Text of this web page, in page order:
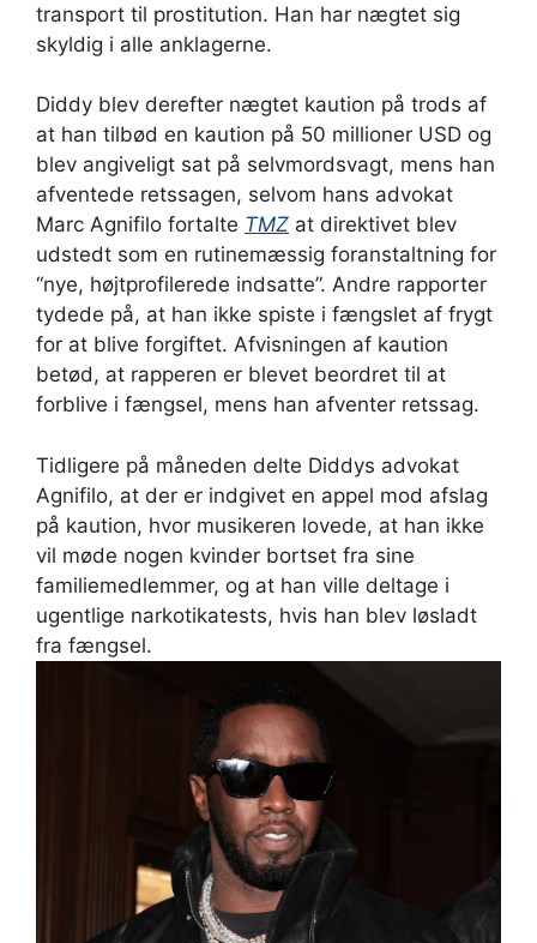
transport til prostitution. Han har nægtet sig
skyldig i alle anklagerne.
Diddy blev derefter nægtet kaution på trods af
at han tilbød en kaution på 50 millioner USD og
blev angiveligt sat på selvmordsvagt, mens han
afventede retssagen, selvom hans advokat
Marc Agnifilo fortalte TMZ at direktivet blev
udstedt som en rutinemæssig foranstaltning for
“nye, højtprofilerede indsatte”. Andre rapporter
tydede på, at han ikke spiste i fængslet af frygt
for at blive forgiftet. Afvisningen af ​​kaution
betød, at rapperen er blevet beordret til at
forblive i fængsel, mens han afventer retssag.
Tidligere på måneden delte Diddys advokat
Agnifilo, at der er indgivet en appel mod afslag
på kaution, hvor musikeren lovede, at han ikke
vil møde nogen kvinder bortset fra sine
familiemedlemmer, og at han ville deltage i
ugentlige narkotikatests, hvis han blev løsladt
fra fængsel.